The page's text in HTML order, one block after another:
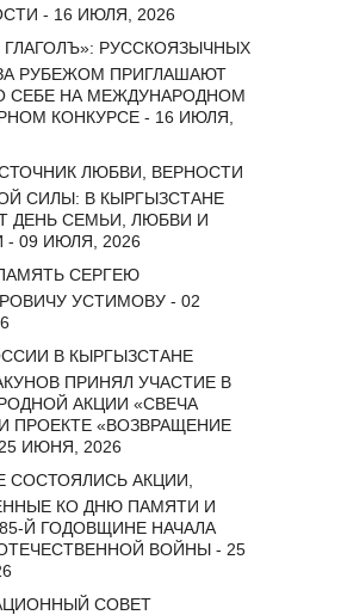
- 16 ИЮЛЯ, 2026
ГЛАГОЛЪ»: РУССКОЯЗЫЧНЫХ
РУБЕЖОМ ПРИГЛАШАЮТ
СЕБЕ НА МЕЖДУНАРОДНОМ
КОНКУРСЕ - 16 ИЮЛЯ,
ЛЮБВИ, ВЕРНОСТИ
СИЛЫ: В КЫРГЫЗСТАНЕ
ДЕНЬ СЕМЬИ, ЛЮБВИ И
- 09 ИЮЛЯ, 2026
СЕРГЕЮ
УСТИМОВУ - 02
В КЫРГЫЗСТАНЕ
ПРИНЯЛ УЧАСТИЕ В
АКЦИИ «СВЕЧА
ПРОЕКТЕ «ВОЗВРАЩЕНИЕ
ИЮНЯ, 2026
СОСТОЯЛИСЬ АКЦИИ,
КО ДНЮ ПАМЯТИ И
Й ГОДОВЩИНЕ НАЧАЛА
ВОЙНЫ - 25
СОВЕТ